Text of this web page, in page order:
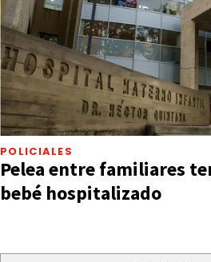
POLICIALES
Pelea entre familiares
bebé hospitalizado